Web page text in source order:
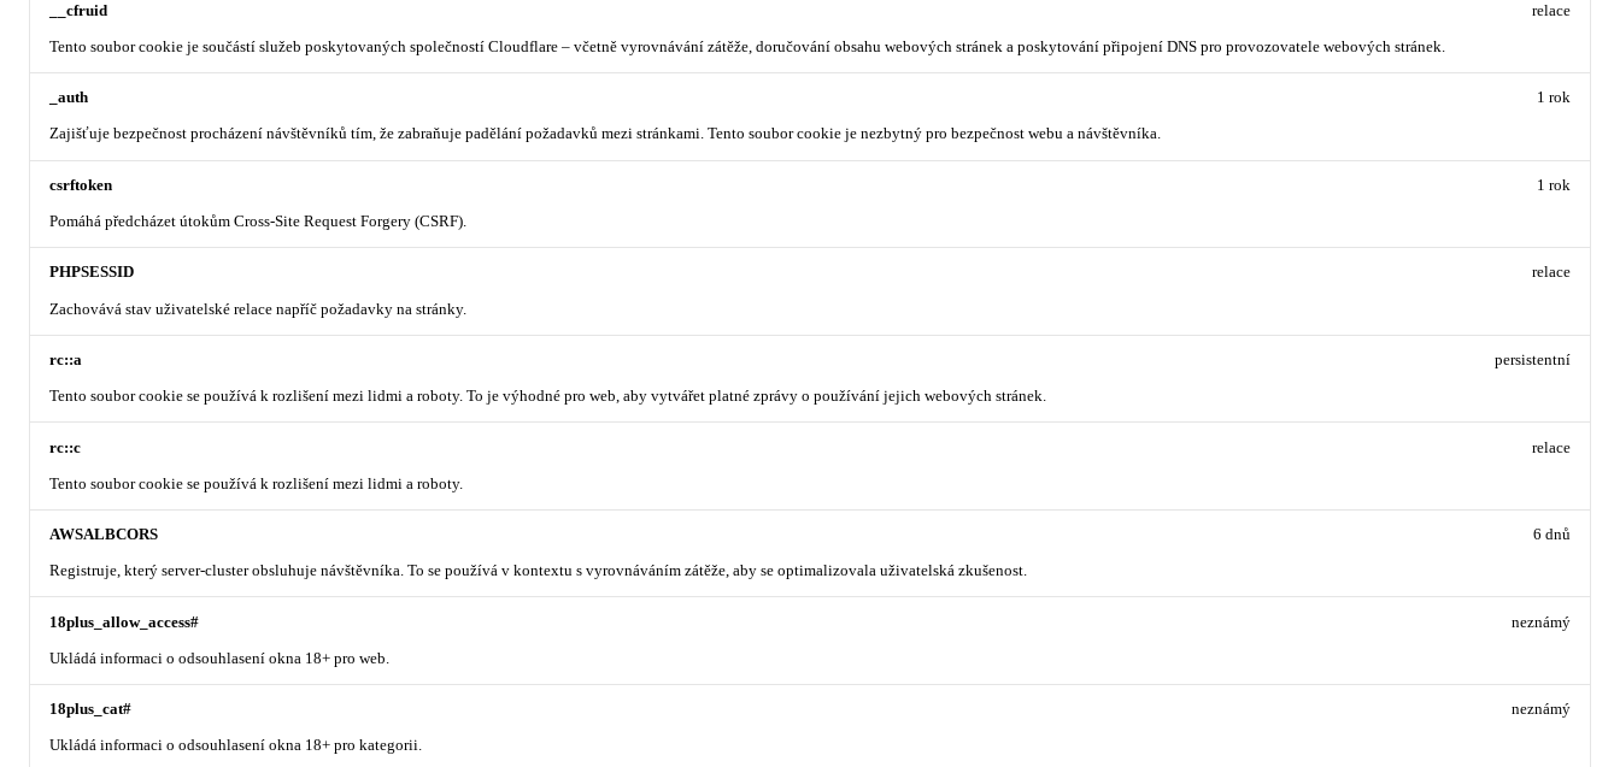
__cfruid
Tento soubor cookie je součástí služeb poskytovaných společností Cloudflare – včetně vyrovnávání zátěže, doručování obsahu webových stránek a poskytování připojení DNS pro provozovatele webových stránek.
relace
_auth
Zajišťuje bezpečnost procházení návštěvníků tím, že zabraňuje padělání požadavků mezi stránkami. Tento soubor cookie je nezbytný pro bezpečnost webu a návštěvníka.
1 rok
csrftoken
Pomáhá předcházet útokům Cross-Site Request Forgery (CSRF).
1 rok
PHPSESSID
Zachovává stav uživatelské relace napříč požadavky na stránky.
relace
rc::a
Tento soubor cookie se používá k rozlišení mezi lidmi a roboty. To je výhodné pro web, aby vytvářet platné zprávy o používání jejich webových stránek.
persistentní
rc::c
Tento soubor cookie se používá k rozlišení mezi lidmi a roboty.
relace
AWSALBCORS
Registruje, který server-cluster obsluhuje návštěvníka. To se používá v kontextu s vyrovnáváním zátěže, aby se optimalizovala uživatelská zkušenost.
6 dnů
18plus_allow_access#
Ukládá informaci o odsouhlasení okna 18+ pro web.
neznámý
18plus_cat#
Ukládá informaci o odsouhlasení okna 18+ pro kategorii.
neznámý